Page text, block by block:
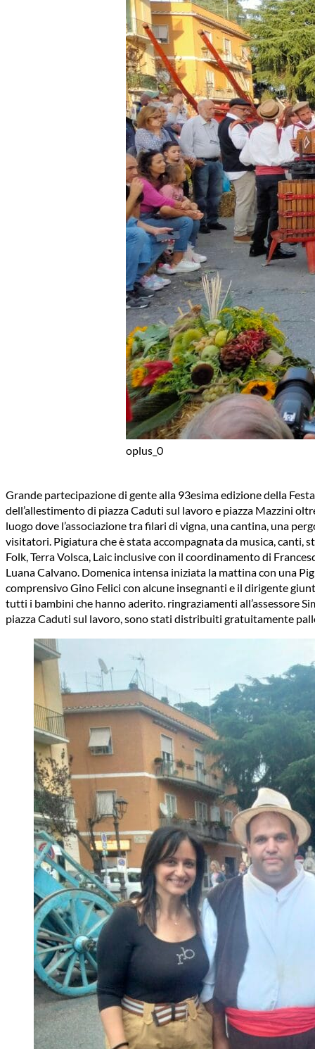
oplus_0
Grande partecipazione di gente alla 93esima edizione della
dell’allestimento di piazza Caduti sul lavoro e piazza Mazzini
luogo dove l’associazione tra filari di vigna, una cantina, una
visitatori. Pigiatura che è stata accompagnata da musica,
Folk, Terra Volsca, Laic inclusive con il coordinamento di
Luana Calvano. Domenica intensa iniziata la mattina con una
comprensivo Gino Felici con alcune insegnanti e il dirigente
tutti i bambini che hanno aderito. ringraziamenti all’assessore
piazza Caduti sul lavoro, sono stati distribuiti gratuitamente